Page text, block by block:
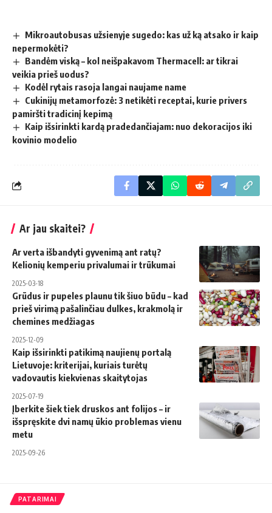
Mikroautobusas užsienyje sugedo: kas už ką atsako ir kaip
nepermokėti?
Bandėm viską – kol neišpakavom Thermacell: ar tikrai
veikia prieš uodus?
Kodėl rytais rasoja langai naujame name
Cukinijų metamorfozė: 3 netikėti receptai, kurie privers
pamiršti tradicinį kepimą
Kaip išsirinkti kardą pradedančiajam: nuo dekoracijos iki
kovinio modelio
Ar jau skaitei?
Ar verta išbandyti gyvenimą ant ratų?
Kelionių kemperiu privalumai ir trūkumai
2025-03-18
Grūdus ir pupeles plaunu tik šiuo būdu – kad
prieš virimą pašalinčiau dulkes, krakmolą ir
chemines medžiagas
2025-12-09
Kaip išsirinkti patikimą naujienų portalą
Lietuvoje: kriterijai, kuriais turėtų
vadovautis kiekvienas skaitytojas
2025-07-19
Įberkite šiek tiek druskos ant folijos – ir
išspręskite dvi namų ūkio problemas vienu
metu
2025-09-26
PATARIMAI